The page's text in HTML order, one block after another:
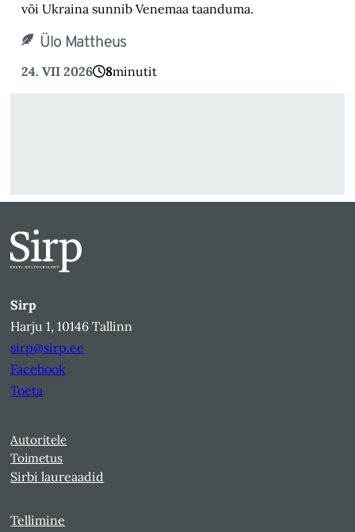
või Ukraina sunnib Venemaa taanduma.
Ülo Mattheus
24. VII 2026 8minutit
Sirp
Harju 1, 10146 Tallinn
sirp@sirp.ee
Facebook
Toeta
Autoritele
Toimetus
Sirbi laureaadid
Tellimine